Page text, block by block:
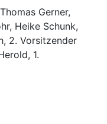
Gerner,
Heike Schunk,
2. Vorsitzender
1.